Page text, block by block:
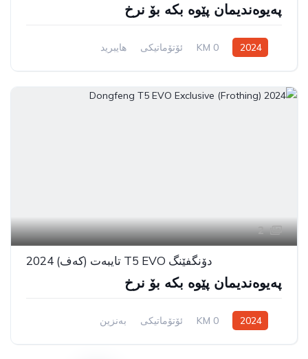
پەیوەندیمان پێوە بکە بۆ نرخ
2024
0 KM ئۆتۆماتیکی
هایبرید
2
دۆنگفێنگ T5 EVO تایبەت (کەف) 2024
پەیوەندیمان پێوە بکە بۆ نرخ
2024
0 KM ئۆتۆماتیکی
بەنزین